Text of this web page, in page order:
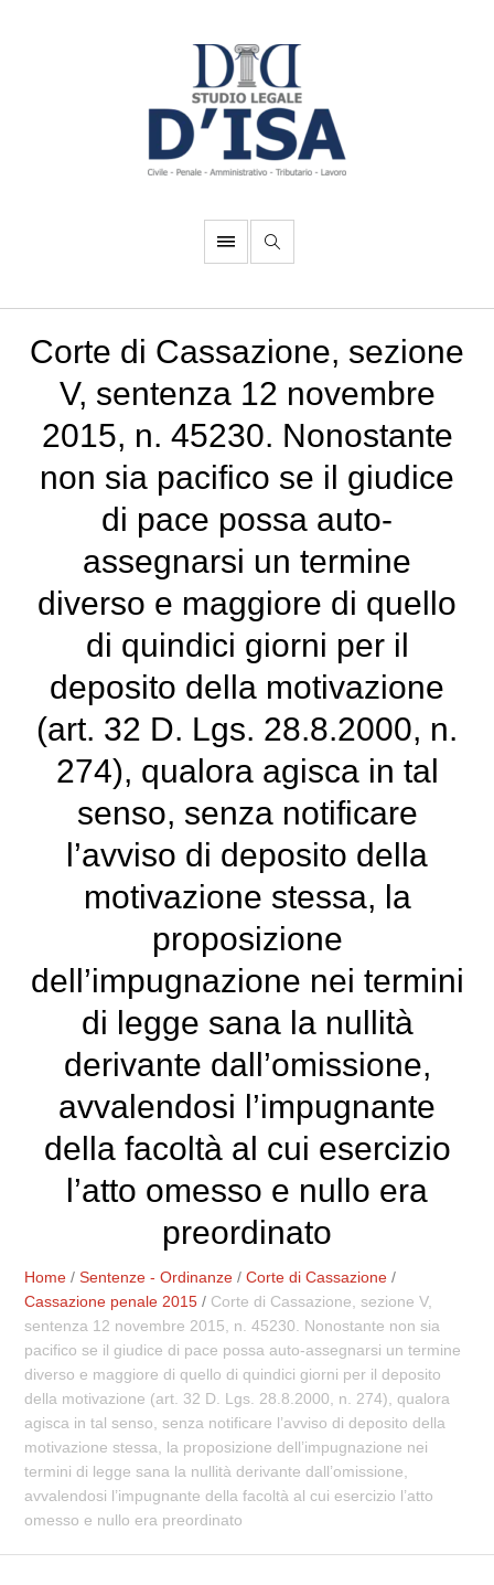
Corte di Cassazione, sezione
V, sentenza 12 novembre
2015, n. 45230. Nonostante
non sia pacifico se il giudice
di pace possa auto-
assegnarsi un termine
diverso e maggiore di quello
di quindici giorni per il
deposito della motivazione
(art. 32 D. Lgs. 28.8.2000, n.
274), qualora agisca in tal
senso, senza notificare
l’avviso di deposito della
motivazione stessa, la
proposizione
dell’impugnazione nei termini
di legge sana la nullità
derivante dall’omissione,
avvalendosi l’impugnante
della facoltà al cui esercizio
l’atto omesso e nullo era
preordinato
Home /Sentenze - Ordinanze /Corte di Cassazione /
Cassazione penale 2015 / Corte di Cassazione, sezione V,
sentenza 12 novembre 2015, n. 45230. Nonostante non sia
pacifico se il giudice di pace possa auto-assegnarsi un termine
diverso e maggiore di quello di quindici giorni per il deposito
della motivazione (art. 32 D. Lgs. 28.8.2000, n. 274), qualora
agisca in tal senso, senza notificare l’avviso di deposito della
motivazione stessa, la proposizione dell’impugnazione nei
termini di legge sana la nullità derivante dall’omissione,
avvalendosi l’impugnante della facoltà al cui esercizio l’atto
omesso e nullo era preordinato